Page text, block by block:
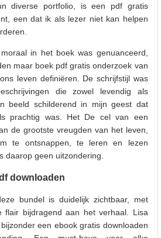
diverse portfolio, is een pdf gratis
een dat ik als lezer niet kan helpen
in het boek was genuanceerd,
maar boek pdf gratis onderzoek van
leven definiëren. De schrijfstijl was
die zowel levendig als
beeld schilderend in mijn geest dat
prachtig was. Het De cel van een
de grootste vreugden van het leven,
te ontsnappen, te leren en lezen
daarop geen uitzondering.
downloaden
bundel is duidelijk zichtbaar, met
flair bijdragend aan het verhaal. Lisa
een ebook gratis downloaden